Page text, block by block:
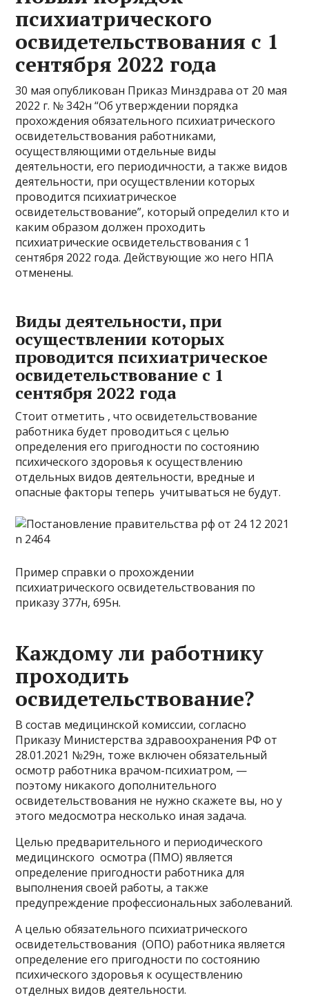
психиатрического
освидетельствования с 1
сентября 2022 года
30 мая опубликован Приказ Минздрава от 20 мая
2022 г. № 342н “Об утверждении порядка
прохождения обязательного психиатрического
освидетельствования работниками,
осуществляющими отдельные виды
деятельности, его периодичности, а также видов
деятельности, при осуществлении которых
проводится психиатрическое
освидетельствование”, который определил кто и
каким образом должен проходить
психиатрические освидетельствования с 1
сентября 2022 года. Действующие жо него НПА
отменены.
Виды деятельности, при
осуществлении которых
проводится психиатрическое
освидетельствование с 1
сентября 2022 года
Стоит отметить , что освидетельствование
работника будет проводиться с целью
определения его пригодности по состоянию
психического здоровья к осуществлению
отдельных видов деятельности, вредные и
опасные факторы теперь учитываться не будут.
Пример справки о прохождении
психиатрического освидетельствования по
приказу 377н, 695н.
Каждому ли работнику
проходить
освидетельствование?
В состав медицинской комиссии, согласно
Приказу Министерства здравоохранения РФ от
28.01.2021 №29н, тоже включен обязательный
осмотр работника врачом-психиатром, —
поэтому никакого дополнительного
освидетельствования не нужно скажете вы, но у
этого медосмотра несколько иная задача.
Целью предварительного и периодического
медицинского осмотра (ПМО) является
определение пригодности работника для
выполнения своей работы, а также
предупреждение профессиональных заболеваний.
А целью обязательного психиатрического
освидетельствования (ОПО) работника является
определение его пригодности по состоянию
психического здоровья к осуществлению
отделных видов деятельности.